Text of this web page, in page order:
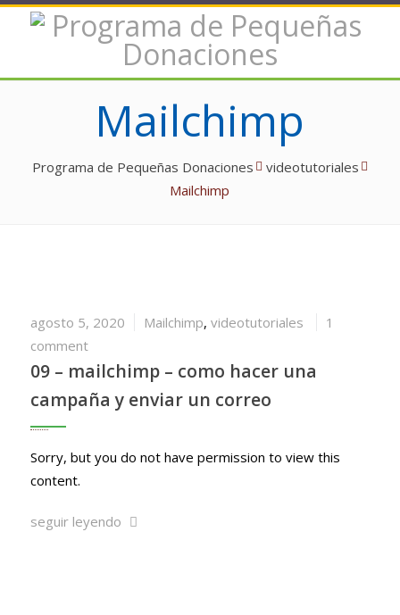
Mailchimp
Programa de Pequeñas Donaciones
videotutoriales
Mailchimp
agosto 5, 2020 Mailchimp, videotutoriales
1
comment
09 – mailchimp – como hacer una
campaña y enviar un correo
Sorry, but you do not have permission to view this
content.
seguir leyendo